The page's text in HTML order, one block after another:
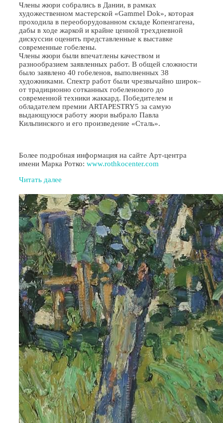
Члены жюри собрались в Дании, в рамках
художественном мастерской «Gammel Dok», которая
проходила в переоборудованном складе Копенгагена,
дабы в ходе жаркой и крайне ценной трехдневной
дискуссии оценить представленные к выставке
современные гобелены.
Члены жюри были впечатлены качеством и
разнообразием заявленных работ. В общей сложности
было заявлено 40 гобеленов, выполненных 38
художниками. Спектр работ были чрезвычайно широк–
от традиционно сотканных гобеленового до
современной техники жаккард. Победителем и
обладателем премии ARTAPESTRY5 за самую
выдающуюся работу жюри выбрало Павла
Кильпинского и его произведение «Сталь».
Более подробная информация на сайте Арт-центра
имени Марка Ротко: www.rothkocenter.com
Читать далее